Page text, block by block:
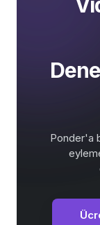
Ponder'a